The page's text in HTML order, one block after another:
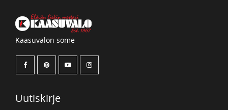
Kaasuvalon some
Uutiskirje